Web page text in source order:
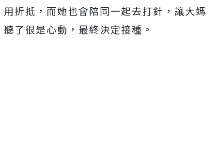
用折抵，而她也會陪同一起去打針，讓大媽
聽了很是心動，最終決定接種。